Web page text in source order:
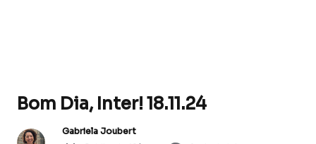
Bom Dia, Inter! 18.11.24
Gabriela Joubert